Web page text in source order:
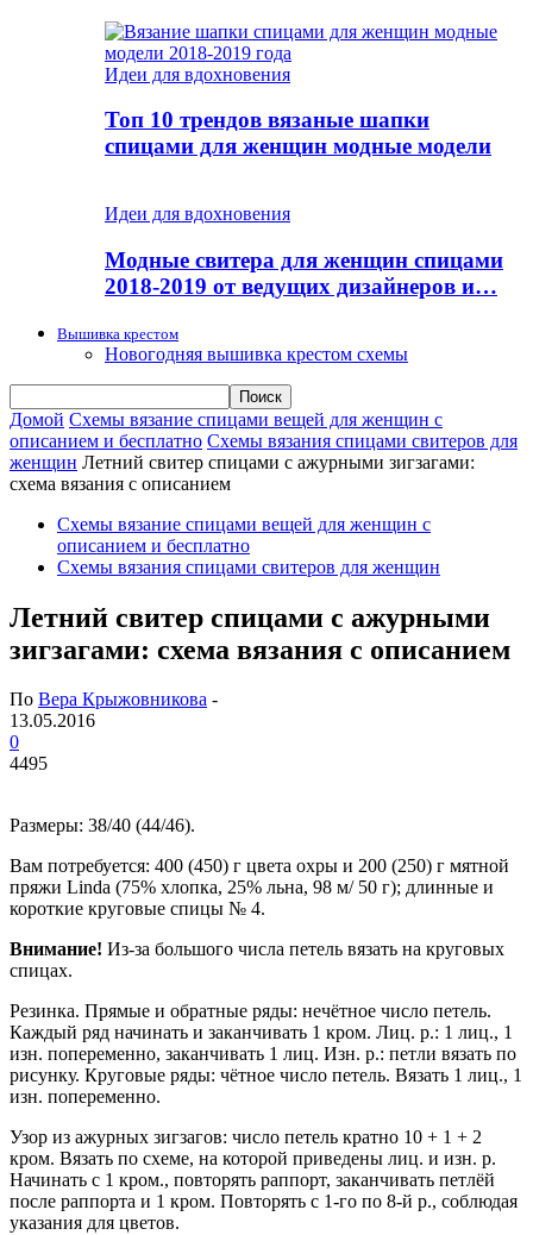
Идеи для вдохновения
Топ 10 трендов вязаные шапки
спицами для женщин модные модели
Идеи для вдохновения
Модные свитера для женщин спицами
2018-2019 от ведущих дизайнеров и…
Вышивка крестом
Новогодняя вышивка крестом схемы
Домой Схемы вязание спицами вещей для женщин с
описанием и бесплатно Схемы вязания спицами свитеров для
женщин Летний свитер спицами с ажурными зигзагами:
схема вязания с описанием
Схемы вязание спицами вещей для женщин с
описанием и бесплатно
Схемы вязания спицами свитеров для женщин
Летний свитер спицами с ажурными
зигзагами: схема вязания с описанием
По Вера Крыжовникова -
13.05.2016
0
4495
Размеры: 38/40 (44/46).
Вам потребуется: 400 (450) г цвета охры и 200 (250) г мятной
пряжи Linda (75% хлопка, 25% льна, 98 м/ 50 г); длинные и
короткие круговые спицы № 4.
Внимание! Из-за большого числа петель вязать на круговых
спицах.
Резинка. Прямые и обратные ряды: нечётное число петель.
Каждый ряд начинать и заканчивать 1 кром. Лиц. р.: 1 лиц., 1
изн. попеременно, заканчивать 1 лиц. Изн. р.: петли вязать по
рисунку. Круговые ряды: чётное число петель. Вязать 1 лиц., 1
изн. попеременно.
Узор из ажурных зигзагов: число петель кратно 10 + 1 + 2
кром. Вязать по схеме, на которой приведены лиц. и изн. р.
Начинать с 1 кром., повторять раппорт, заканчивать петлёй
после раппорта и 1 кром. Повторять с 1-го по 8-й р., соблюдая
указания для цветов.